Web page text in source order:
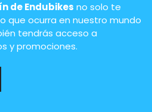
de Endubikes no solo te
que ocurra en nuestro mundo
tendrás acceso a
y promociones.